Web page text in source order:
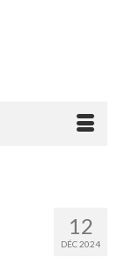
12
DÉC 2024